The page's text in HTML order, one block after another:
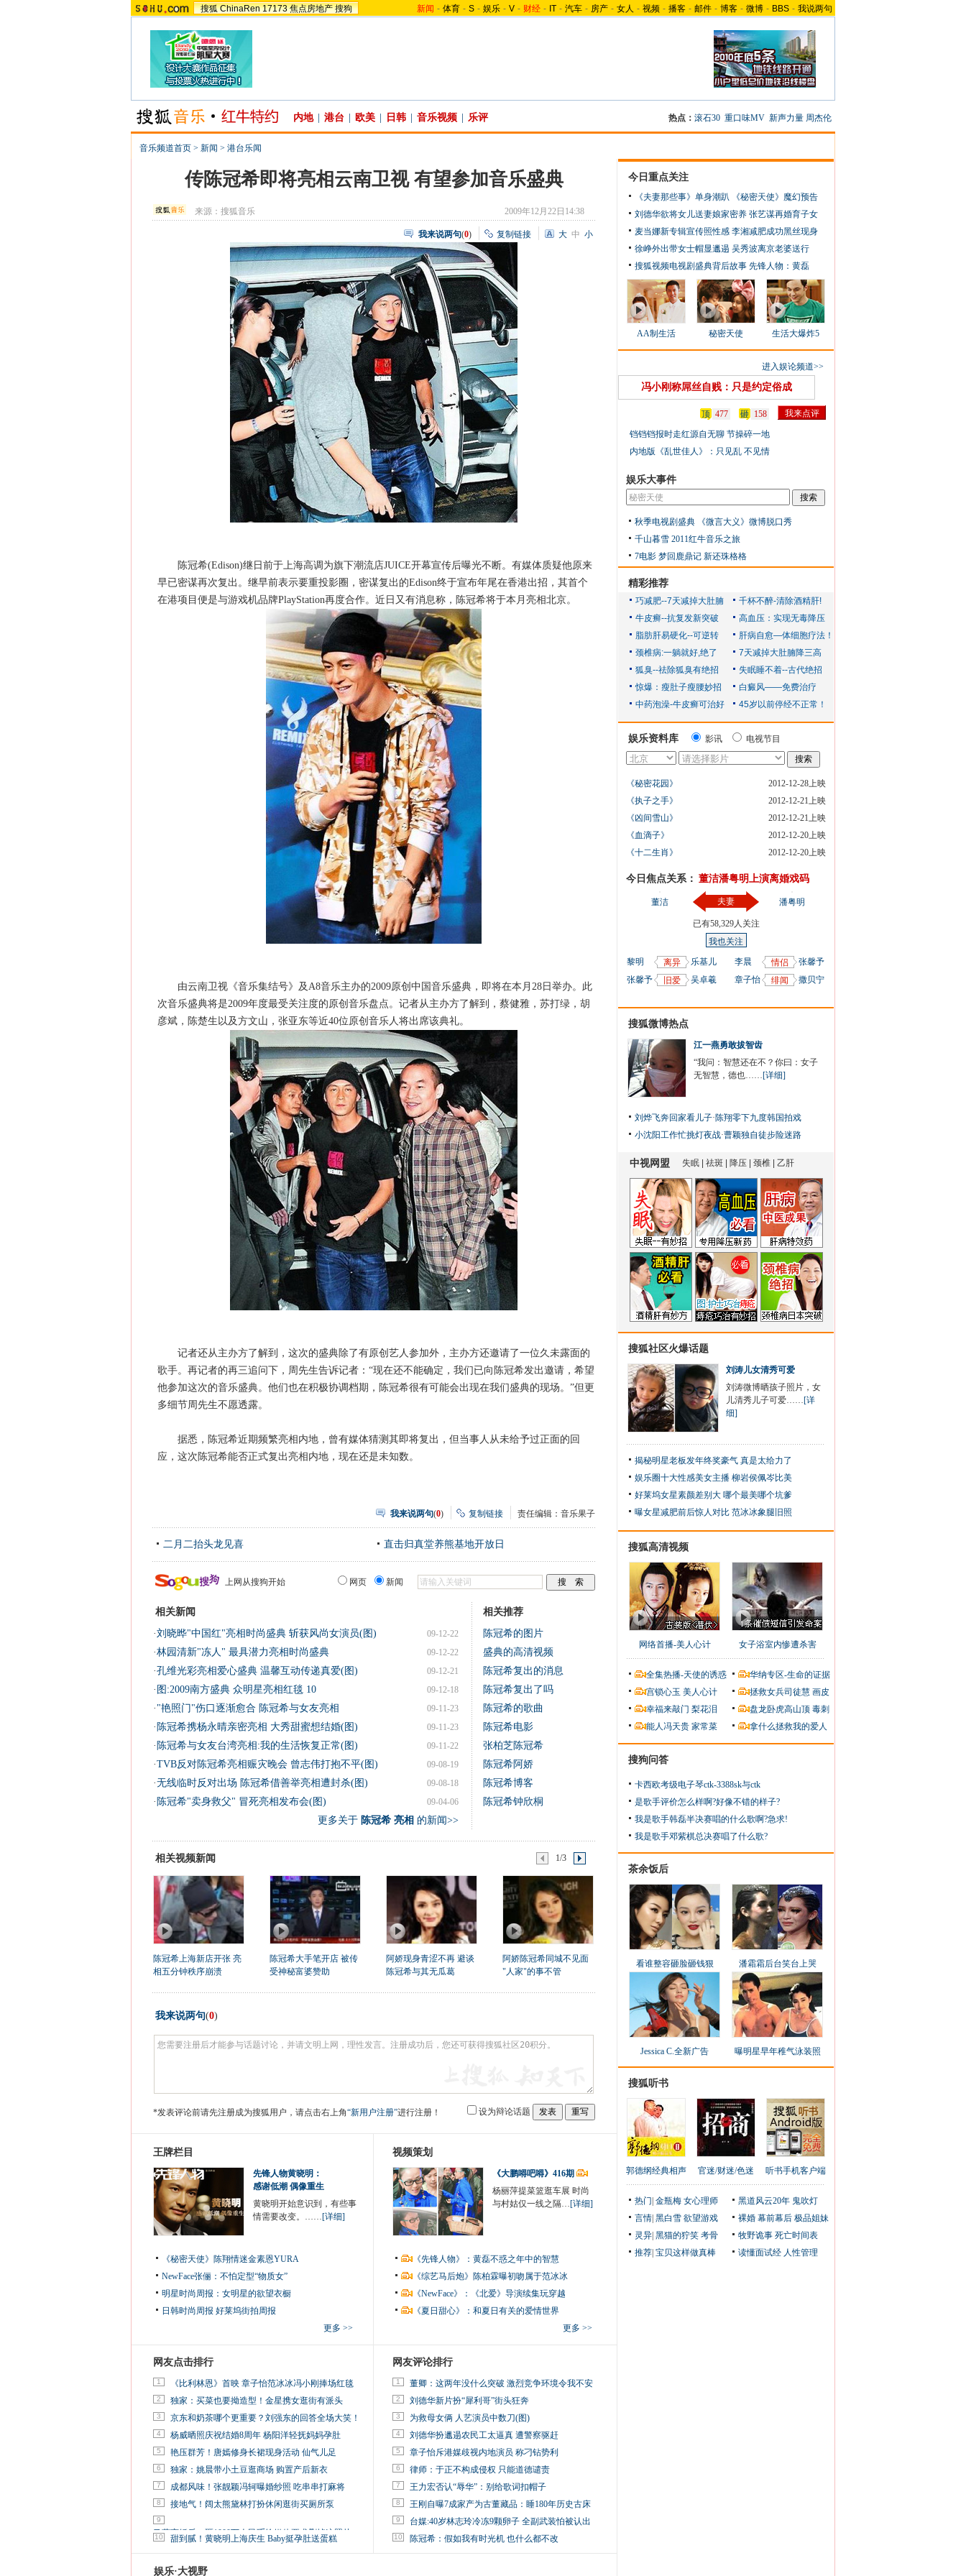
搜狐 ChinaRen 17173 焦点房地产 搜狗 新闻 - 体育 - S - 娱乐 - V - 财经 - IT - 汽车 - 房产 - 女人 - 视频 - 播客 - 邮件 - 博客 - 微博 - BBS - 我说两句
内地 港台 欧美 日韩 音乐视频 乐评 热点： 滚石30 重口味MV 新声力量 周杰伦
音乐频道首页 > 新闻 > 港台乐闻
传陈冠希即将亮相云南卫视 有望参加音乐盛典
来源：搜狐音乐 2009年12月22日14:38
我来说两句(0) 复制链接 大 中 小
陈冠希(Edison)继日前于上海高调为旗下潮流店JUICE开幕宣传后曝光不断。有媒体质疑他原来
早已密谋再次复出。继早前表示要重投影圈，密谋复出的Edison终于宣布年尾在香港出招，其首个
在港项目便是与游戏机品牌PlayStation再度合作。近日又有消息称，陈冠希将于本月亮相北京。
由云南卫视《音乐集结号》及A8音乐主办的2009原创中国音乐盛典，即将在本月28日举办。此
次音乐盛典将是2009年度最受关注度的原创音乐盘点。记者从主办方了解到，蔡健雅，苏打绿，胡
彦斌，陈楚生以及方文山，张亚东等近40位原创音乐人将出席该典礼。
记者还从主办方了解到，这次的盛典除了有原创艺人参加外，主办方还邀请了一位久未露面的
歌手。再记者的再三追问下，周先生告诉记者：“现在还不能确定，我们已向陈冠希发出邀请，希望
他参加这次的音乐盛典。他们也在积极协调档期，陈冠希很有可能会出现在我们盛典的现场。”但更
多细节周先生不愿透露。
据悉，陈冠希近期频繁亮相内地，曾有媒体猜测其即将复出，但当事人从未给予过正面的回
应，这次陈冠希能否正式复出亮相内地，现在还是未知数。
我来说两句(0) 复制链接 责任编辑：音乐果子
二月二抬头龙见喜 直击归真堂养熊基地开放日
上网从搜狗开始 网页 新闻
相关新闻
09-12-22
·刘晓晔"中国红"亮相时尚盛典 斩获风尚女演员(图)
09-12-22
·林园清新"冻人" 最具潜力亮相时尚盛典
09-12-21
·孔维光彩亮相爱心盛典 温馨互动传递真爱(图)
09-12-18
· 图:2009南方盛典 众明星亮相红毯 10
09-11-23
· "艳照门"伤口逐渐愈合 陈冠希与女友亮相
09-11-23
· 陈冠希携杨永晴亲密亮相 大秀甜蜜想结婚(图)
09-11-22
· 陈冠希与女友台湾亮相:我的生活恢复正常(图)
09-08-19
·TVB反对陈冠希亮相赈灾晚会 曾志伟打抱不平(图)
09-08-18
·无线临时反对出场 陈冠希借善举亮相遭封杀(图)
09-04-06
· 陈冠希"卖身救父" 冒死亮相发布会(图)
更多关于 陈冠希 亮相 的新闻>>
相关推荐
陈冠希的图片
盛典的高清视频
陈冠希复出的消息
陈冠希复出了吗
陈冠希的歌曲
陈冠希电影
张柏芝陈冠希
陈冠希阿娇
陈冠希博客
陈冠希钟欣桐
相关视频新闻 1/3
陈冠希上海新店开张 亮
相五分钟秩序崩溃
陈冠希大手笔开店 被传
受神秘富婆赞助
阿娇现身青涩不再 避谈
陈冠希与其无瓜葛
阿娇陈冠希同城不见面
"人家"的事不管
我来说两句(0)
*发表评论前请先注册成为搜狐用户，请点击右上角“新用户注册”进行注册！ 设为辩论话题
王牌栏目
先锋人物黄晓明：
感谢低潮 偶像重生
黄晓明开始意识到，有些事
情需要改变。……[详细]
《秘密天使》陈翔情迷金素恩YURA
NewFace张俪：不怕定型“物质女”
明星时尚周报：女明星的欲望衣橱
日韩时尚周报 好莱坞街拍周报
更多 >>
视频策划
《大鹏嘚吧嘚》416期
杨丽萍提菜篮逛车展 时尚
与村姑仅一线之隔…[详细]
《先锋人物》：黄磊不惑之年中的智慧
《综艺马后炮》陈柏霖曝初吻属于范冰冰
《NewFace》：《北爱》导演续集玩穿越
《夏日甜心》：和夏日有关的爱情世界
更多 >>
网友点击排行
1 《比利林恩》首映 章子怡范冰冰冯小刚捧场红毯
2 独家：买菜也要拗造型！金星携女逛街有派头
3 京东和奶茶哪个更重要？刘强东的回答全场大笑！
4 杨威晒照庆祝结婚8周年 杨阳洋轻抚妈妈孕肚
5 艳压群芳！唐嫣修身长裙现身活动 仙气儿足
6 独家：姚晨带小土豆逛商场 购置产后新衣
7 成都风味！张靓颖冯轲曝婚纱照 吃串串打麻将
8 接地气！阔太熊黛林打扮休闲逛街买厕所泵
9
马蓉离婚后，砸1000万人民币给媒体要求删掉这照片
10 甜到腻！黄晓明上海庆生 Baby挺孕肚送蛋糕
网友评论排行
1 董卿：这两年没什么突破 激烈竞争环境令我不安
2 刘德华新片扮“犀利哥”街头狂奔
3 为救母女俩 人艺演员中数刀(图)
4 刘德华扮邋遢农民工太逼真 遭警察驱赶
5 章子怡斥港媒歧视内地演员 称刁钻势利
6 律师：于正不构成侵权 只能道德谴责
7 王力宏否认“辱华”：别给歌词扣帽子
8 王刚自曝7成家产为古董藏品：睡180年历史古床
9 台媒:40岁林志玲冷冻9颗卵子 全副武装怕被认出
10 陈冠希：假如我有时光机 也什么都不改
娱乐·大视野
今日重点关注
《夫妻那些事》单身潮趴
《秘密天使》魔幻预告
刘德华欲将女儿送妻娘家密养 张艺谋再婚育子女
麦当娜新专辑宣传照性感 李湘减肥成功黑丝现身
徐峥外出带女士帽显邋遢 吴秀波离京老婆送行
搜狐视频电视剧盛典背后故事 先锋人物：黄磊
AA制生活 秘密天使 生活大爆炸5
进入娱论频道>>
冯小刚称屌丝自贱：只是约定俗成
顶 477 砸
158
铛铛铛报时走红源自无聊 节操碎一地
内地版《乱世佳人》：只见乱 不见情
娱乐大事件
秋季电视剧盛典
《微言大义》微博脱口秀
千山暮雪 2011红牛音乐之旅
7电影 梦回鹿鼎记 新还珠格格
精彩推荐
娱乐资料库 影讯 电视节目
《秘密花园》
2012-12-28上映
《执子之手》
2012-12-21上映
《凶间雪山》
2012-12-21上映
《血滴子》
2012-12-20上映
《十二生肖》
2012-12-20上映
今日焦点关系： 董洁潘粤明上演离婚戏码
董洁 夫妻
已有58,329人关注
我也关注
潘粤明
黎明 离异
乐基儿
张馨予
旧爱 吴卓羲
李晨 情侣
张馨予
章子怡
绯闻 撒贝宁
搜狐微博热点
江一燕勇敢拔智齿
“我问：智慧还在不？你曰：女子
无智慧，德也……[详细]
刘烨飞奔回家看儿子·陈翔零下九度韩国拍戏
小沈阳工作忙挑灯夜战·曹颖独自徒步险迷路
搜狐社区火爆话题
刘涛儿女清秀可爱
刘涛微博晒孩子照片，女
儿清秀儿子可爱……[详
细]
揭秘明星老板发年终奖豪气 真是太给力了
娱乐圈十大性感美女主播 柳岩侯佩岑比美
好莱坞女星素颜差别大 哪个最美哪个坑爹
曝女星减肥前后惊人对比 范冰冰象腿旧照
搜狐高清视频
网络首播-美人心计 女子浴室内惨遭杀害
全集热播-天使的诱惑
华纳专区-生命的证据
宫锁心玉 美人心计 拯救女兵司徒慧 画皮
幸福来敲门 梨花泪 盘龙卧虎高山顶 毒刺
能人冯天贵 家常菜 拿什么拯救我的爱人
搜狗问答
卡西欧考级电子琴ctk-3388sk与ctk
是歌手评价怎么样啊?好像不错的样子?
我是歌手韩磊半决赛唱的什么歌啊?急求!
我是歌手邓紫棋总决赛唱了什么歌?
茶余饭后
看谁整容砸脸砸钱狠 潘霜霜后台笑台上哭
Jessica C.全新广告 曝明星早年稚气泳装照
搜狐听书
郭德纲经典相声 官迷/财迷/色迷 听书手机客户端
热门 金瓶梅 女心理师 黑道风云20年 鬼吹灯
言情 黑白雪 欲望游戏 裸婚 幕前幕后 极品姐妹
灵异 黑猫的狞笑 考骨 牧野诡事 死亡时间表
推荐 宝贝这样做真棒 读懂面试经 人性管理